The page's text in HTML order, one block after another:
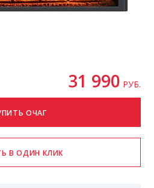
31 990 РУБ.